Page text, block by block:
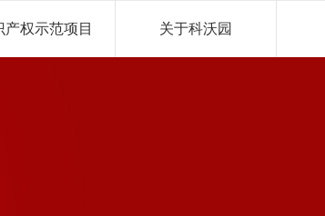
产权示范项目 关于科沃园